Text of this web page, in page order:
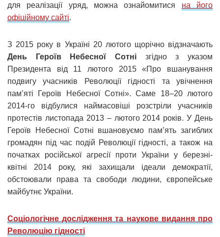
для реалізації уряд, можна ознайомитися на його
офіційному сайті.
З 2015 року в Україні 20 лютого щорічно відзначають
День Героїв Небесної Сотні згідно з указом
Президента від 11 лютого 2015 «Про вшанування
подвигу учасників Революції гідності та увічнення
пам’яті Героїв Небесної Сотні». Саме 18–20 лютого
2014-го відбулися наймасовіші розстріли учасників
протестів листопада 2013 – лютого 2014 років. У День
Героїв Небесної Сотні вшановуємо пам’ять загиблих
громадян під час подій Революції гідності, а також на
початках російської агресії проти України у березні-
квітні 2014 року, які захищали ідеали демократії,
обстоювали права та свободи людини, європейське
майбутнє України.
Соціологічне дослідження та наукове видання про
Революцію гідності